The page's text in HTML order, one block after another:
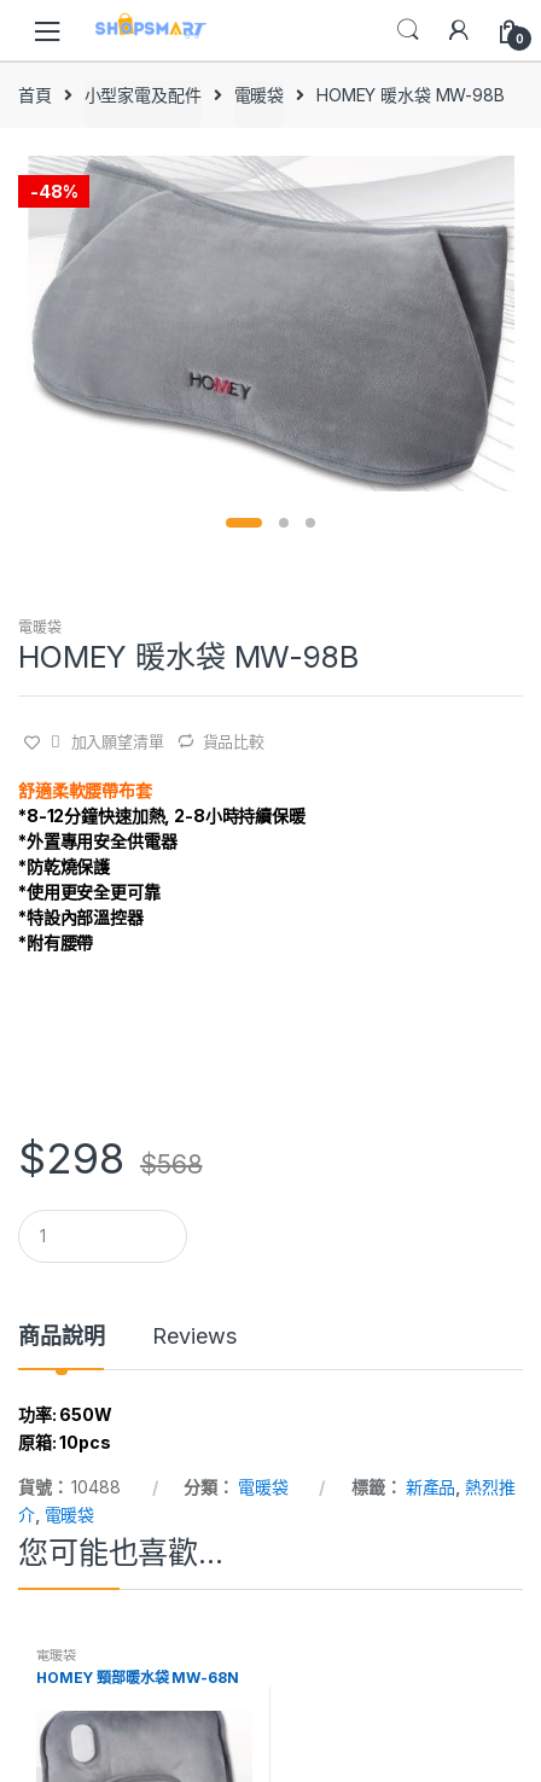
navigation
content
0
首頁 小型家電及配件 電暖袋 HOMEY 暖水袋 MW-98B
-48%
電暖袋
HOMEY 暖水袋 MW-98B
加入願望清單 貨品比較
舒適柔軟腰帶布套
*8-12分鐘快速加熱, 2-8小時持續保暖
*外置專用安全供電器
*防乾燒保護
*使用更安全更可靠
*特設內部溫控器
*附有腰帶
$298 $568
Q
u
a
i
t
y
商品說明 Reviews
功率: 650W
原箱: 10pcs
貨號：10488 分類： 電暖袋 標籤： 新產品 ,熱烈推
介, 電暖袋
您可能也喜歡…
電暖袋
HOMEY 頸部暖水袋 MW-68N